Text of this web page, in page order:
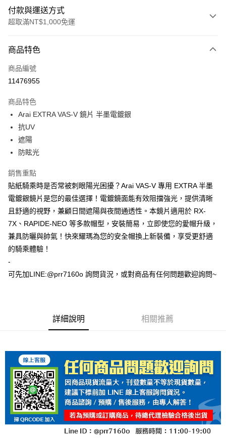
付款與運送方式
超取滿NT$1,000免運
信用卡一次付款
超商取貨付款
ATM付款
運送方式
全家取貨付款(安全帽一頂以上請選宅配)
7-11取貨付款(安全帽一頂以上請選宅配)
每筆NT$60，滿NT$1,000(含以上)免運費
每筆NT$100，滿NT$1,000(含以上)免運費
商品特色
商品編號
11476955
商品特色
Arai EXTRA VAS-V 鏡片 半墨電鍍銀
抗UV
遮陽
防眩光
銷售重點
貼紙騎乘時是否常被刺眼陽光困擾？Arai VAS-V 專用 EXTRA 半墨
電鍍銀鏡片是您的最佳選擇！電鍍鏡面能有效阻擋強光，提供清晰
且舒適的視野，兼顧日間遮陽與夜間通透性。本鏡片適用於 RX-
7X、RAPIDE-NEO 等多款帽型，安裝簡易，立即使您的愛帽升級，
兼具防曬與帥氣！快來耀瑪為您的安全帽換上新裝備，享受更舒適
的騎乘體驗！
-
可先加LINE:@prr7160o 詢問貨況，或對商品有任何問題歡迎詢問~
詳細說明 相關推薦